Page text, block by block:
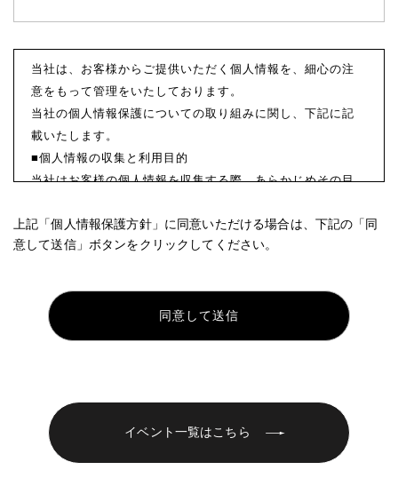
当社は、お客様からご提供いただく個人情報を、細心の注
意をもって管理をいたしております。
当社の個人情報保護についての取り組みに関し、下記に記
載いたします。
■個人情報の収集と利用目的
当社はお客様の個人情報を収集する際、あらかじめその目
情報の収集を行います。
当社は個人情報保護に関する法令を遵守すると共に、お客
いて、利用させていただきます。
お客様からのお問い合わせや、依頼内容に対応させて頂く
ため
当社は、ご提供いただいた個人情報については、以下のい
ずれかに該当する場合を除き、いかなる第三者にも開示・
提供いたしません。
上記「個人情報保護方針」に同意いただける場合は、下記の「同
意して送信」ボタンをクリックしてください。
イベント一覧はこちら